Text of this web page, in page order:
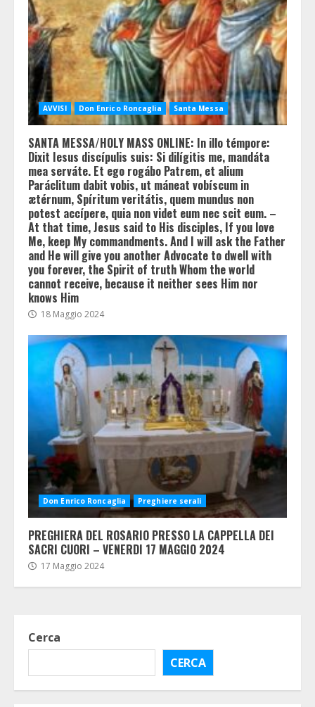
AVVISI Don Enrico Roncaglia Santa Messa
SANTA MESSA/HOLY MASS ONLINE: In illo témpore:
Dixit Iesus discípulis suis: Si dilígitis me, mandáta
mea serváte. Et ego rogábo Patrem, et alium
Paráclitum dabit vobis, ut máneat vobíscum in
ætérnum, Spíritum veritátis, quem mundus non
potest accípere, quia non videt eum nec scit eum. –
At that time, Jesus said to His disciples, If you love
Me, keep My commandments. And I will ask the Father
and He will give you another Advocate to dwell with
you forever, the Spirit of truth Whom the world
cannot receive, because it neither sees Him nor
knows Him
18 Maggio 2024
Don Enrico Roncaglia Preghiere serali
PREGHIERA DEL ROSARIO PRESSO LA CAPPELLA DEI
SACRI CUORI – VENERDI 17 MAGGIO 2024
17 Maggio 2024
Cerca
CERCA